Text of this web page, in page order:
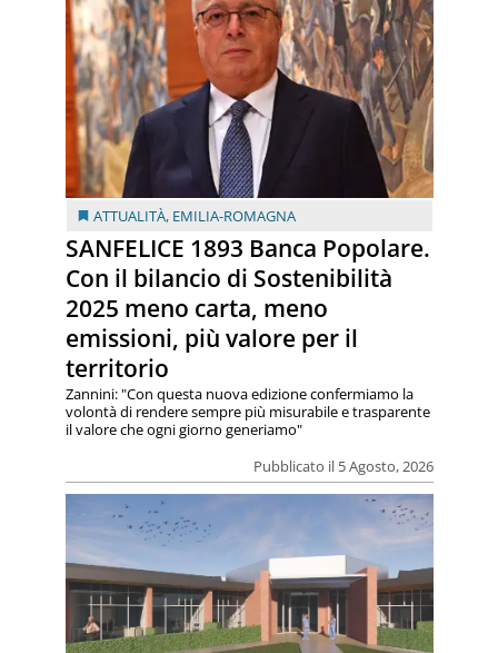
ATTUALITÀ, EMILIA-ROMAGNA
SANFELICE 1893 Banca Popolare.
Con il bilancio di Sostenibilità
2025 meno carta, meno
emissioni, più valore per il
territorio
Pubblicato il 5 Agosto, 2026
Zannini: "Con questa nuova edizione confermiamo la
volontà di rendere sempre più misurabile e trasparente
il valore che ogni giorno generiamo"